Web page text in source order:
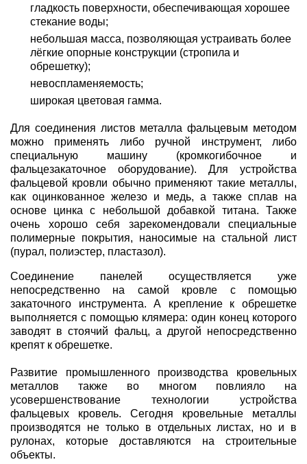
гладкость поверхности, обеспечивающая хорошее
стекание воды;
небольшая масса, позволяющая устраивать более
лёгкие опорные конструкции (стропила и
обрешетку);
невоспламеняемость;
широкая цветовая гамма.
Для соединения листов металла фальцевым методом
можно применять либо ручной инструмент, либо
специальную машину (кромкогибочное и
фальцезакаточное оборудование). Для устройства
фальцевой кровли обычно применяют такие металлы,
как оцинкованное железо и медь, а также сплав на
основе цинка с небольшой добавкой титана. Также
очень хорошо себя зарекомендовали специальные
полимерные покрытия, наносимые на стальной лист
(пурал, полиэстер, пластазол).
Соединение панелей осуществляется уже
непосредственно на самой кровле с помощью
закаточного инструмента. А крепление к обрешетке
выполняется с помощью клямера: один конец которого
заводят в стоячий фальц, а другой непосредственно
крепят к обрешетке.
Развитие промышленного производства кровельных
металлов также во многом повлияло на
усовершенствование технологии устройства
фальцевых кровель. Сегодня кровельные металлы
производятся не только в отдельных листах, но и в
рулонах, которые доставляются на строительные
объекты.